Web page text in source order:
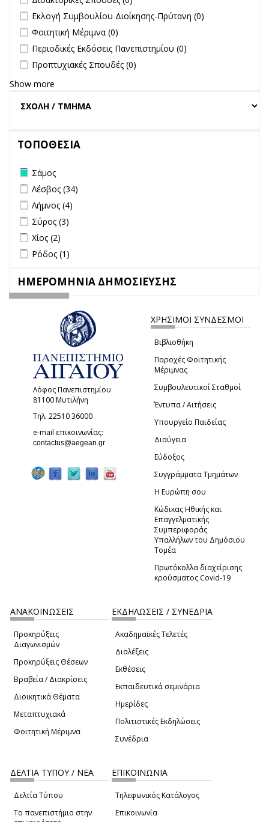
undefined
Εκλογή Συμβουλίου Διοίκησης-Πρύτανη (0)
undefined
Φοιτητική Μέριμνα (0)
undefined
Περιοδικές Εκδόσεις Πανεπιστημίου (0)
undefined
Προπτυχιακές Σπουδές (0)
Show more
ΤΟΠΟΘΕΣΙΑ
Remove Σάμος filter
Σάμος
Apply Λέσβος filter
Λέσβος (34)
Apply Λήμνος filter
Λήμνος (4)
Apply Σύρος filter
Σύρος (3)
Apply Χίος filter
Χίος (2)
Apply Ρόδος filter
Ρόδος (1)
ΗΜΕΡΟΜΗΝΙΑ ΔΗΜΟΣΙΕΥΣΗΣ
Λόφος Πανεπιστημίου
81100 Μυτιλήνη
Τηλ. 22510 36000
e-mail επικοινωνίας:
contactus@aegean.gr (link sends e-mail)
ΧΡΗΣΙΜΟΙ ΣΥΝΔΕΣΜΟΙ
Βιβλιοθήκη
Παροχές Φοιτητικής
Μέριμνας
Συμβουλευτικοί Σταθμοί
Έντυπα / Αιτήσεις
Υπουργείο Παιδείας
Διαύγεια
Εύδοξος
Συγγράμματα Τμημάτων
Η Ευρώπη σου
Κώδικας Ηθικής και
Επαγγελματικής
Συμπεριφοράς
Υπαλλήλων του Δημόσιου
Τομέα
Πρωτόκολλα διαχείρισης
κρούσματος Covid-19
ΑΝΑΚΟΙΝΩΣΕΙΣ
Προκηρύξεις
Διαγωνισμών
Προκηρύξεις Θέσεων
Βραβεία / Διακρίσεις
Διοικητικά Θέματα
Μεταπτυχιακά
Φοιτητική Μέριμνα
ΕΚΔΗΛΩΣΕΙΣ / ΣΥΝΕΔΡΙΑ
Ακαδημαϊκές Τελετές
Διαλέξεις
Εκθέσεις
Εκπαιδευτικά σεμινάρια
Ημερίδες
Πολιτιστικές Εκδηλώσεις
Συνέδρια
ΔΕΛΤΙΑ ΤΥΠΟΥ / ΝΕΑ
Δελτία Τύπου
Το πανεπιστήμιο στην
ΕΠΙΚΟΙΝΩΝΙΑ
Τηλεφωνικός Κατάλογος
Επικοινωνία